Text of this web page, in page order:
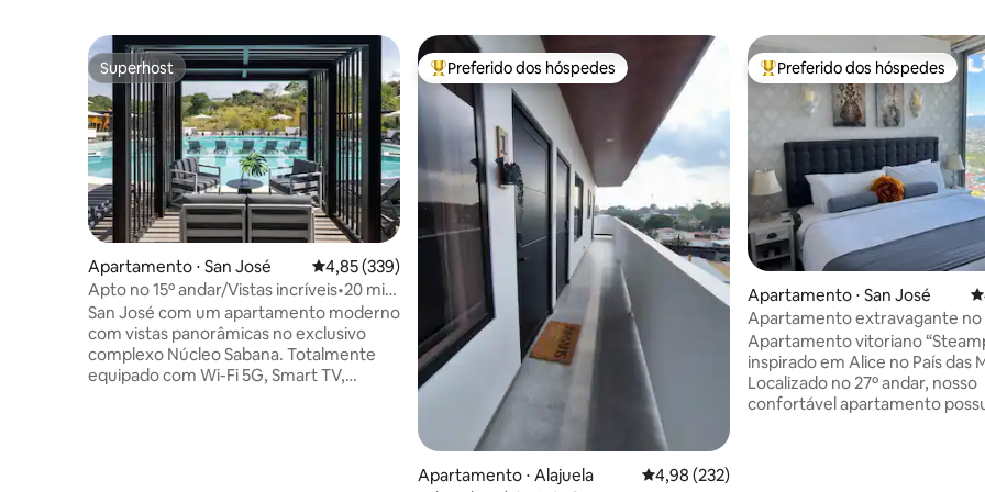
Superhost
Superhost
Apartamento ⋅ San José 4,85 de uma avaliação média de 5, 339 avaliações
4,85 (339)
Apto no 15º andar/Vistas incríveis•20 min
do aeroporto + passeios
San José com um apartamento moderno
com vistas panorâmicas no exclusivo
complexo Núcleo Sabana. Totalmente
equipado com Wi-Fi 5G, Smart TV,
Entre os melhores preferidos dos hóspedes
Preferido dos hóspedes
Apartamento ⋅ Alajuela 4,98 de uma avaliação média de 5, 232
4,98 (232)
Entre os melhores preferidos
Preferido dos hóspedes
Apartamento ⋅ San José
Apartamento extravagante no
cama king, ar-condicionado,
estacionamento
Apartamento vitoriano
inspirado em Alice no País das
Localizado no 27º andar, nosso
confortável apartamento